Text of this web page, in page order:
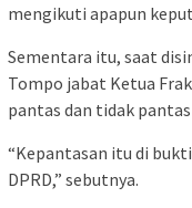
mengikuti apapun
Sementara itu, saat
Tompo jabat Ketua
pantas dan tidak
“Kepantasan itu di
DPRD,” sebutnya.